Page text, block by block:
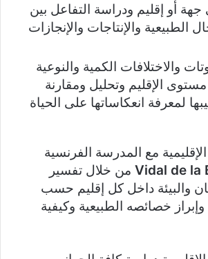
جهة أو إقليم ودراسة التفاعل بين
الطبيعية والإنتاجات والإنجازات
والاختلافات الكمية والنوعية
الإقليم وتحليل ومقارنة
لمعرفة انعكاساتها على الحياة
مع المدرسة الفرنسية
Vidal de la من خلال تفسير
والبيئة داخل كل إقليم حسب
خصائصه الطبيعية وكيفية